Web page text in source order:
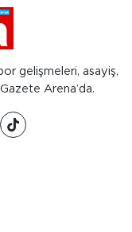
gelişmeleri, asayiş,
Arena’da.